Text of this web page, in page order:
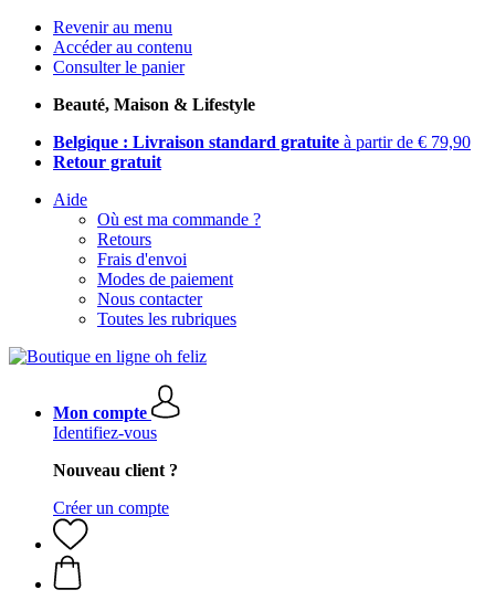
Revenir au menu
Accéder au contenu
Consulter le panier
Beauté, Maison & Lifestyle
Belgique : Livraison standard gratuite à partir de € 79,90
Retour gratuit
Aide
Où est ma commande ?
Retours
Frais d'envoi
Modes de paiement
Nous contacter
Toutes les rubriques
Mon compte
Identifiez-vous
Nouveau client ?
Créer un compte